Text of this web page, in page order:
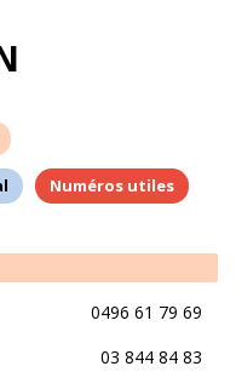
Numéros utiles
0496 61 79 69
03 844 84 83